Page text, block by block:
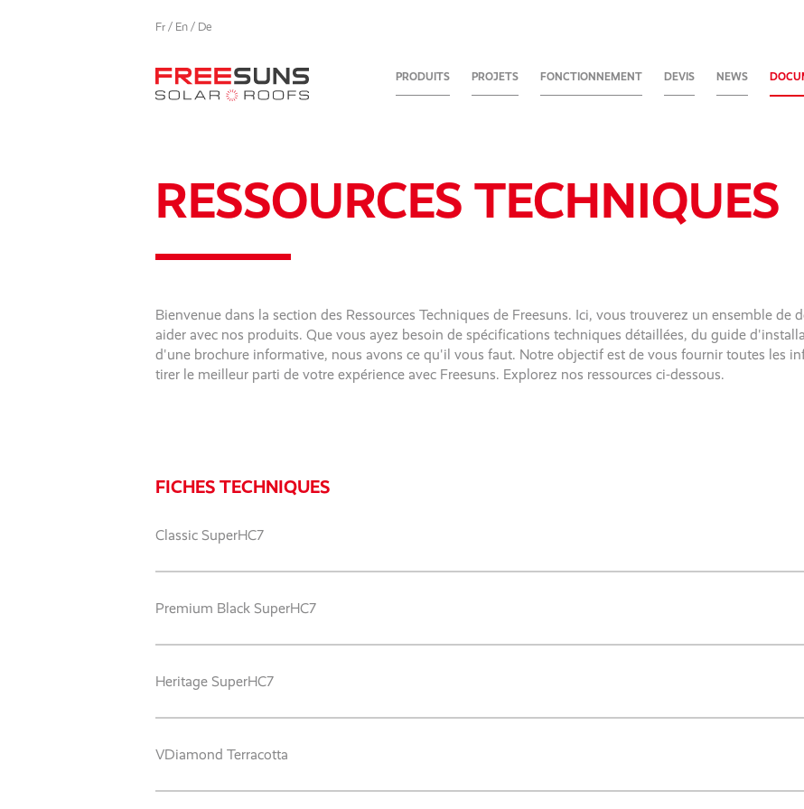
Fr / En / De
PRODUITS PROJETS FONCTIONNEMENT DEVIS NEWS
RESSOURCES TECHNIQUES
Bienvenue dans la section des Ressources Techniques de Freesuns. Ici, vous trouverez un ensemble de
aider avec nos produits. Que vous ayez besoin de spécifications techniques détaillées, du guide
d'une brochure informative, nous avons ce qu'il vous faut. Notre objectif est de vous fournir toutes les
tirer le meilleur parti de votre expérience avec Freesuns. Explorez nos ressources ci-dessous.
FICHES TECHNIQUES
Classic SuperHC7
Premium Black SuperHC7
Heritage SuperHC7
VDiamond Terracotta